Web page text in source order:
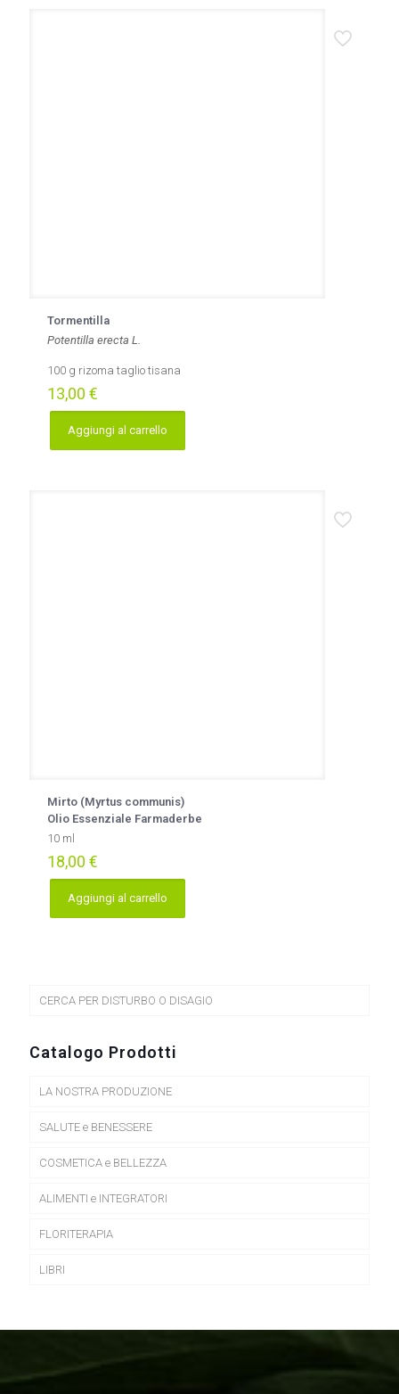
Tormentilla
Potentilla erecta L.
100 g rizoma taglio tisana
13,00 €
Aggiungi al carrello
Mirto (Myrtus communis)
Olio Essenziale Farmaderbe
10 ml
18,00 €
Aggiungi al carrello
CERCA PER DISTURBO O DISAGIO
Catalogo Prodotti
LA NOSTRA PRODUZIONE
SALUTE e BENESSERE
COSMETICA e BELLEZZA
ALIMENTI e INTEGRATORI
FLORITERAPIA
LIBRI